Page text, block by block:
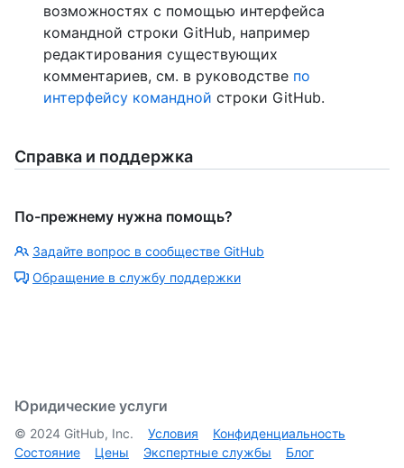
возможностях с помощью интерфейса
командной строки GitHub, например
редактирования существующих
комментариев, см. в руководстве по
интерфейсу командной строки GitHub.
Справка и поддержка
По-прежнему нужна помощь?
Задайте вопрос в сообществе GitHub
Обращение в службу поддержки
Юридические услуги
© 2024 GitHub, Inc. Условия
Конфиденциальность
Состояние
Цены Экспертные службы Блог